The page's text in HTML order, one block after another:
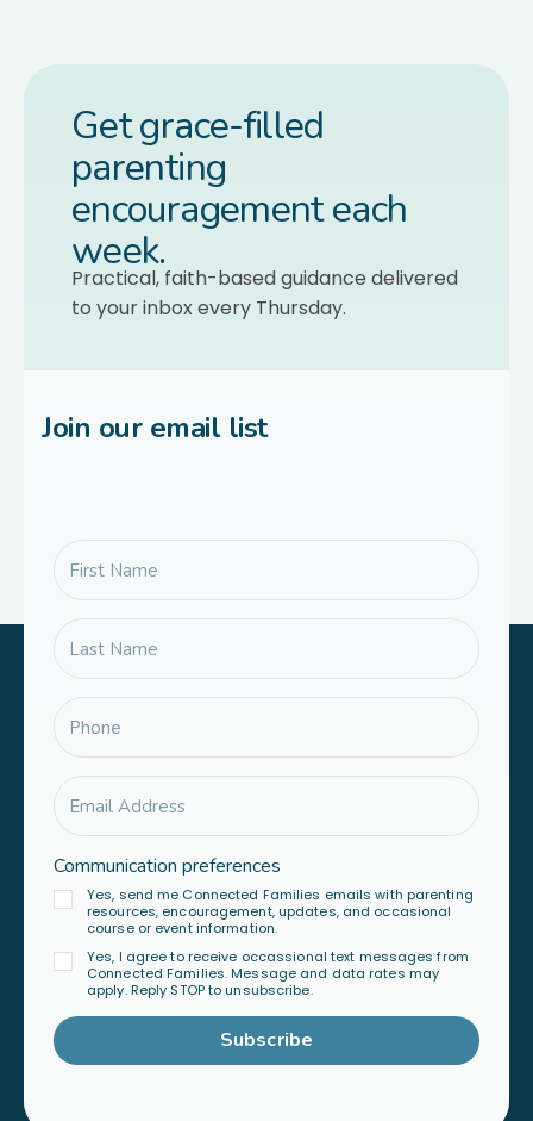
Get grace-filled
parenting
encouragement each
week.
Practical, faith-based guidance delivered
to your inbox every Thursday.
Join our email list
Communication preferences
Yes, send me Connected Families emails with parenting
resources, encouragement, updates, and occasional
course or event information.
Yes, I agree to receive occassional text messages from
Connected Families. Message and data rates may
apply. Reply STOP to unsubscribe.
Subscribe